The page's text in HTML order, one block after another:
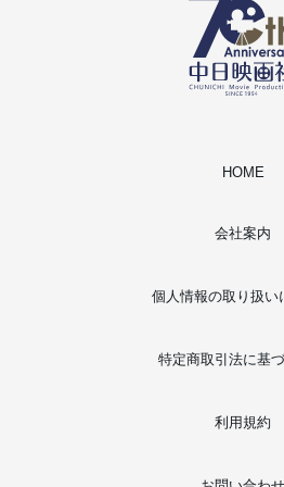
HOME
会社案内
個人情報の取り扱い
特定商取引法に基
利用規約